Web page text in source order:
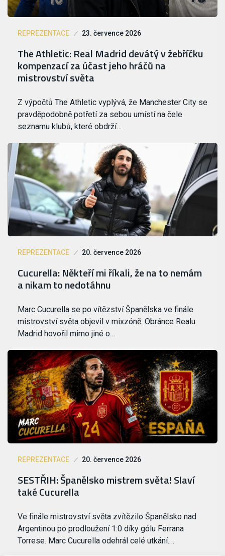
REPREZENTACE 23. července 2026
The Athletic: Real Madrid devátý v žebříčku
kompenzací za účast jeho hráčů na
mistrovství světa
Z výpočtů The Athletic vyplývá, že Manchester City se
pravděpodobně potřetí za sebou umístí na čele
seznamu klubů, které obdrží…
REPREZENTACE 20. července 2026
Cucurella: Někteří mi říkali, že na to nemám
a nikam to nedotáhnu
Marc Cucurella se po vítězství Španělska ve finále
mistrovství světa objevil v mixzóně. Obránce Realu
Madrid hovořil mimo jiné o…
REPREZENTACE 20. července 2026
SESTŘIH: Španělsko mistrem světa! Slaví
také Cucurella
Ve finále mistrovství světa zvítězilo Španělsko nad
Argentinou po prodloužení 1:0 díky gólu Ferrana
Torrese. Marc Cucurella odehrál celé utkání.…